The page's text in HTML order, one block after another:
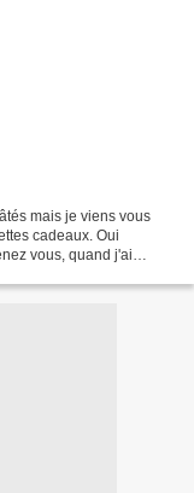
mais je viens vous
cadeaux. Oui
vous, quand j'ai